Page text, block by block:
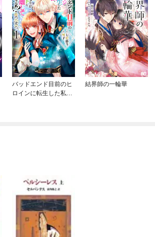
バッドエンド目前のヒ
ロインに転生した私、
結界師の一輪華